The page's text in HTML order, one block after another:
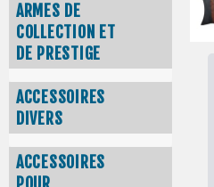
ARMES DE
COLLECTION ET
DE PRESTIGE
ACCESSOIRES
DIVERS
ACCESSOIRES